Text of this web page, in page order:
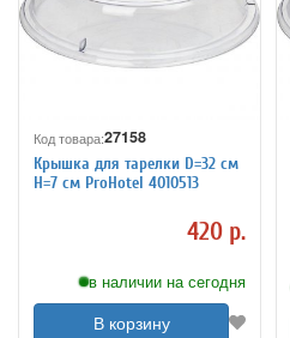
Код товара:27158
Крышка для тарелки D=32 см
H=7 см ProHotel 4010513
420 р.
в наличии на сегодня
В корзину